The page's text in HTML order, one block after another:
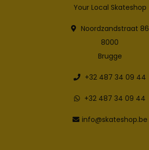
Your Local Skateshop
Noordzandstraat 86
8000
Brugge
+32 487 34 09 44
+32 487 34 09 44
info@skateshop.be